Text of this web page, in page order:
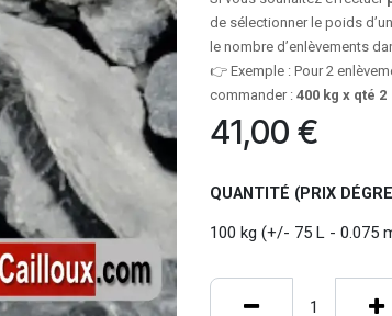
de sélectionner le poids
le nombre d’enlèvements
👉 Exemple : Pour 2
commander : 400 kg x qté 2
41,00 €
QUANTITÉ (PRIX